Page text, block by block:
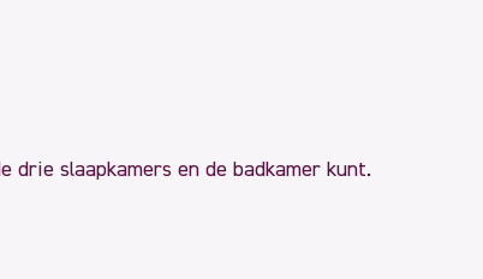
slaapkamers en de badkamer kunt.